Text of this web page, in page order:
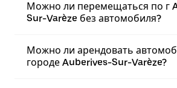
Можно ли перемещаться по г
Sur-Varèze без автомобиля?
Можно ли арендовать
городе Auberives-Sur-Varèze?